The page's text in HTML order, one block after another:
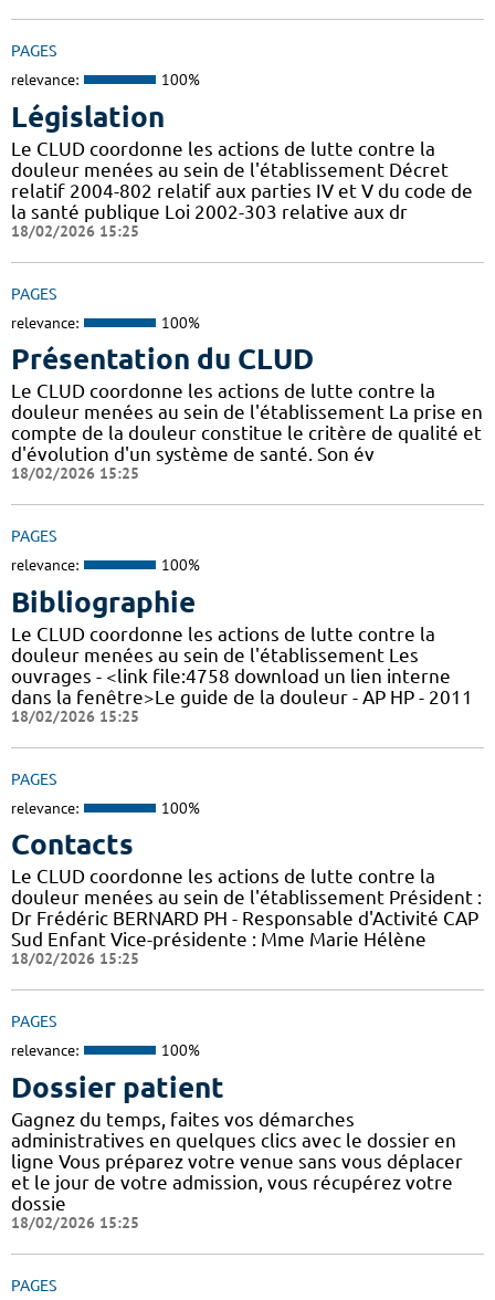
PAGES
relevance: 100%
Législation
Le CLUD coordonne les actions de lutte contre la
douleur menées au sein de l'établissement Décret
relatif 2004-802 relatif aux parties IV et V du code de
la santé publique Loi 2002-303 relative aux dr
18/02/2026 15:25
PAGES
relevance: 100%
Présentation du CLUD
Le CLUD coordonne les actions de lutte contre la
douleur menées au sein de l'établissement La prise en
compte de la douleur constitue le critère de qualité et
d'évolution d'un système de santé. Son év
18/02/2026 15:25
PAGES
relevance: 100%
Bibliographie
Le CLUD coordonne les actions de lutte contre la
douleur menées au sein de l'établissement Les
ouvrages - <link file:4758 download un lien interne
dans la fenêtre>Le guide de la douleur - AP HP - 2011
18/02/2026 15:25
PAGES
relevance: 100%
Contacts
Le CLUD coordonne les actions de lutte contre la
douleur menées au sein de l'établissement Président :
Dr Frédéric BERNARD PH - Responsable d'Activité CAP
Sud Enfant Vice-présidente : Mme Marie Hélène
18/02/2026 15:25
PAGES
relevance: 100%
Dossier patient
Gagnez du temps, faites vos démarches
administratives en quelques clics avec le dossier en
ligne Vous préparez votre venue sans vous déplacer
et le jour de votre admission, vous récupérez votre
dossie
18/02/2026 15:25
PAGES